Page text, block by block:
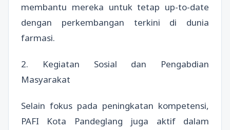
membantu mereka untuk tetap up-to-date
dengan perkembangan terkini di dunia
farmasi.
2. Kegiatan Sosial dan Pengabdian
Masyarakat
Selain fokus pada peningkatan kompetensi,
PAFI Kota Pandeglang juga aktif dalam